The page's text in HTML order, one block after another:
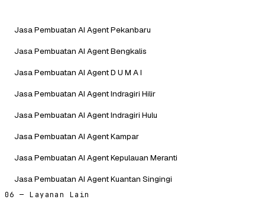
Jasa Pembuatan AI Agent Pekanbaru
Jasa Pembuatan AI Agent Bengkalis
Jasa Pembuatan AI Agent D U M A I
Jasa Pembuatan AI Agent Indragiri Hilir
Jasa Pembuatan AI Agent Indragiri Hulu
Jasa Pembuatan AI Agent Kampar
Jasa Pembuatan AI Agent Kepulauan Meranti
Jasa Pembuatan AI Agent Kuantan Singingi
06 — Layanan Lain